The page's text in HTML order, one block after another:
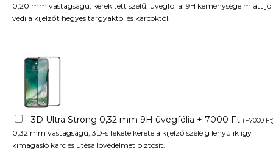
0,20 mm vastagságú, kerekített szélű, üvegfólia. 9H keménysége miatt jól
védi a kijelzőt hegyes tárgyaktól és karcoktól.
3D Ultra Strong 0,32 mm 9H üvegfólia + 7000 Ft (+7000 Ft
0,32 mm vastagságú, 3D-s fekete kerete a kijelző széléig lenyúlik így
kimagasló karc és ütésállóvédelmet biztosít.